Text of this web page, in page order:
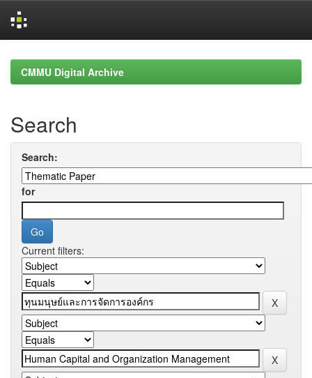
navigationCMMU Digital Archive
Search
Search:
for
Current filters: